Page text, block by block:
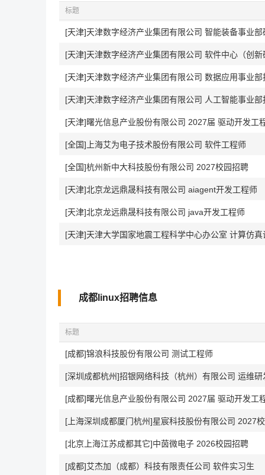
标题
[天津]天津数字经济产业集团有限公司 智能装备事业
[天津]天津数字经济产业集团有限公司 软件中心（创
[天津]天津数字经济产业集团有限公司 数据应用事业
[天津]天津数字经济产业集团有限公司 人工智能事业
[天津]曙光信息产业股份有限公司 2027届 驱动开发工
[全国]上海艾为电子技术股份有限公司 软件工程师
[全国]杭州新中大科技股份有限公司 2027校园招聘
[天津]北京龙远鼎晟科技有限公司 aiagent开发工程师
[天津]北京龙远鼎晟科技有限公司 java开发工程师
[天津]天津大学国家地震工程科学中心办公室 计算仿
成都linux招聘信息
标题
[成都]锦浪科技股份有限公司 测试工程师
[深圳成都杭州]招银网络科技（杭州）有限公司 运维研
[成都]曙光信息产业股份有限公司 2027届 驱动开发工
[上海深圳成都厦门杭州]星宸科技股份有限公司 2027
[北京上海江苏成都其它]中茵微电子 2026校园招聘
[成都]艾杰加（成都）科技有限责任公司 软件实习生